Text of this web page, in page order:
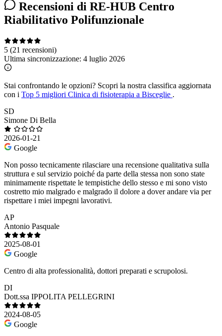
Recensioni di RE-HUB Centro
Riabilitativo Polifunzionale
5 (21 recensioni)
Ultima sincronizzazione: 4 luglio 2026
Stai confrontando le opzioni? Scopri la nostra classifica aggiornata
con i Top 5 migliori Clinica di fisioterapia a Bisceglie .
SD
Simone Di Bella
2026-01-21
Google
Non posso tecnicamente rilasciare una recensione qualitativa sulla
struttura e sul servizio poiché da parte della stessa non sono state
minimamente rispettate le tempistiche dello stesso e mi sono visto
costretto mio malgrado e malgrado il dolore a dover andare via per
rispettare i miei impegni lavorativi.
AP
Antonio Pasquale
2025-08-01
Google
Centro di alta professionalità, dottori preparati e scrupolosi.
DI
Dott.ssa IPPOLITA PELLEGRINI
2024-08-05
Google